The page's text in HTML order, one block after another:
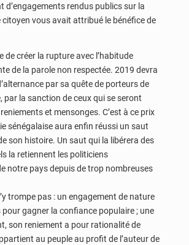
d’engagements rendus publics sur la
citoyen vous avait attribué le bénéfice de
de créer la rupture avec l’habitude
de la parole non respectée. 2019 devra
par sa quête de porteurs de
par la sanction de ceux qui se seront
et mensonges. C’est à ce prix
sénégalaise aura enfin réussi un saut
son histoire. Un saut qui la libérera des
la retiennent les politiciens
notre pays depuis de trop nombreuses
trompe pas : un engagement de nature
gagner la confiance populaire ; une
son reniement a pour rationalité de
au peuple au profit de l’auteur de